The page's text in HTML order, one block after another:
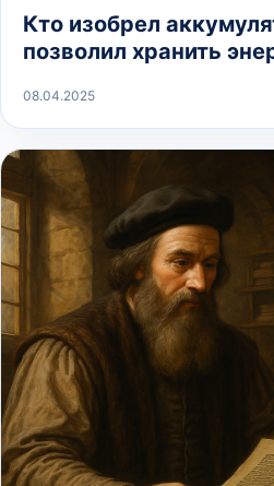
Кто изобрел
позволил хранить
08.04.2025